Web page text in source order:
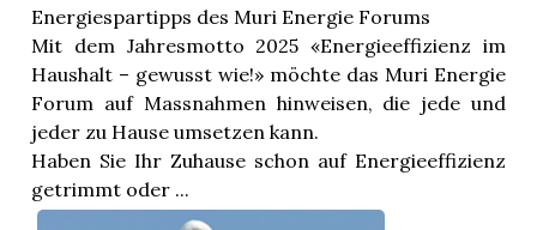
Energiespartipps des Muri Energie Forums
Mit dem Jahresmotto 2025 «Energieeffizienz im
Haushalt – gewusst wie!» möchte das Muri Energie
Forum auf Massnahmen hinweisen, die jede und
jeder zu Hause umsetzen kann.
Haben Sie Ihr Zuhause schon auf Energieeffizienz
getrimmt oder ...